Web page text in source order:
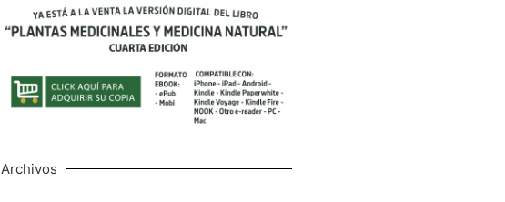
Archivos